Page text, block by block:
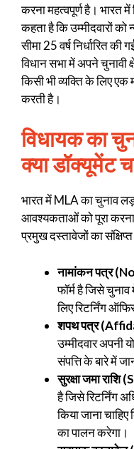
करना महत्वपूर्ण है। भारत
कहता है कि उम्मीदवारों
सीमा 25 वर्ष निर्धारित
विधान सभा में अपने चुनावी
किसी भी व्यक्ति के लिए एक
करती है।
विधायक का
क्या डॉक्यूमेंट
भारत में MLA का चुनाव
आवश्यकताओं को पूरा
प्रमुख दस्तावेजों का संक्षिप्त
नामांकन पत्र
फॉर्म है जिसे
लिए रिटर्निंग
शपथ पत्र
उम्मीदवार अपनी
संपत्ति के बारे में
सुरक्षा जमा
है जिसे रिटर्निंग
किया जाना
का पालन करेगा।